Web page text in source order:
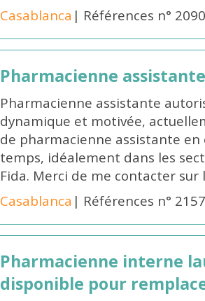
Casablanca | Références n°
Pharmacienne
Pharmacienne assistante
dynamique et motivée,
de pharmacienne assistante en
temps, idéalement dans les
Fida. Merci de me contacter sur
Casablanca | Références n°
Pharmacienne interne
disponible pour